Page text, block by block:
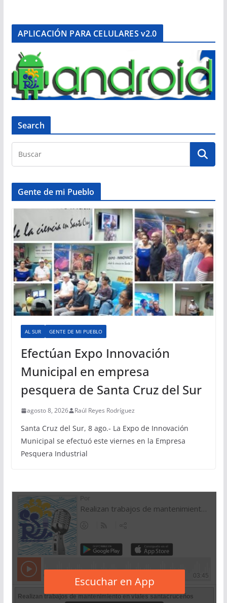
APLICACIÓN PARA CELULARES v2.0
Search
Gente de mi Pueblo
AL SUR GENTE DE MI PUEBLO
Efectúan Expo Innovación
Municipal en empresa
pesquera de Santa Cruz del Sur
agosto 8, 2026 Raúl Reyes Rodríguez
Santa Cruz del Sur, 8 ago.- La Expo de Innovación
Municipal se efectuó este viernes en la Empresa
Pesquera Industrial